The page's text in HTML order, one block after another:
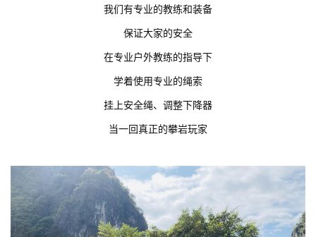
我们有专业的教练和装备
保证大家的安全
在专业户外教练的指导下
学着使用专业的绳索
挂上安全绳、调整下降器
当一回真正的攀岩玩家